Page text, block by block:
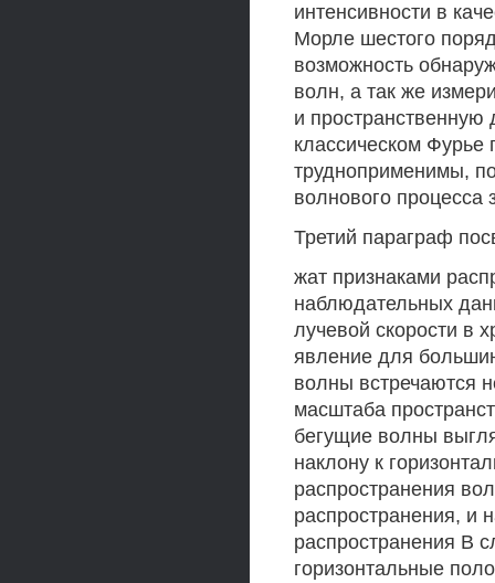
интенсивности в
Морле шестого
возможность
волн, а так же
и
классическом Фурье
трудноприменимы,
волнового процесса
Третий параграф
жат признаками
наблюдательных
лучевой скорости в
явление для
волны встречаются
масштаба
бегущие волны
наклону к
распространения
распространения, и
распространения В
горизонтальные